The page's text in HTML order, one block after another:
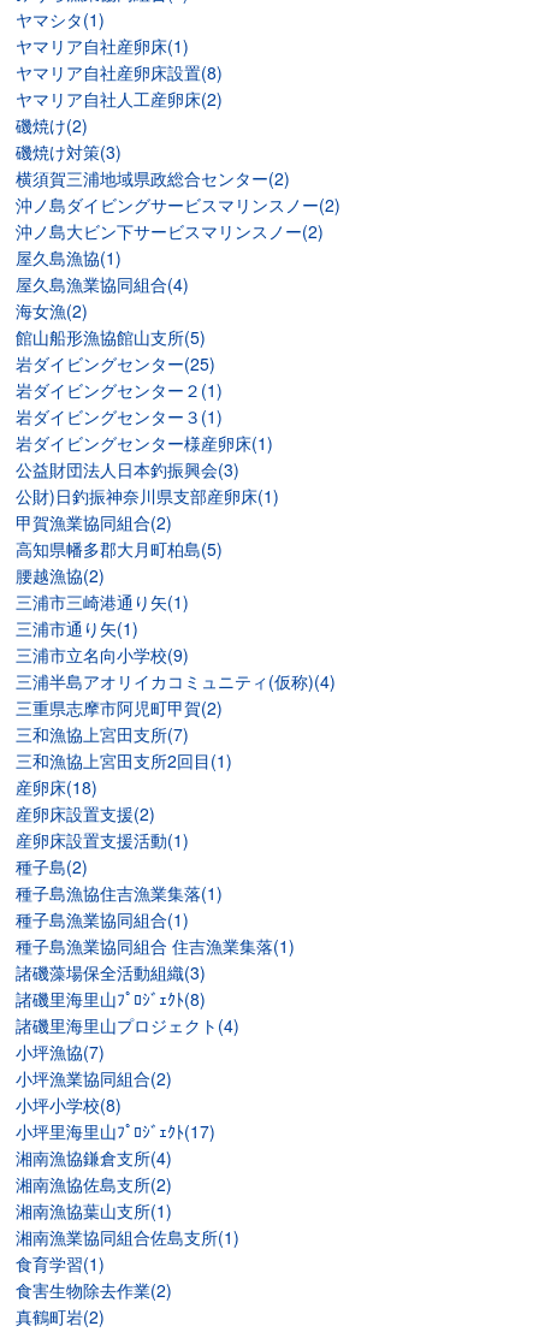
ヤマシタ(1)
ヤマリア自社産卵床(1)
ヤマリア自社産卵床設置(8)
ヤマリア自社人工産卵床(2)
磯焼け(2)
磯焼け対策(3)
横須賀三浦地域県政総合センター(2)
沖ノ島ダイビングサービスマリンスノー(2)
沖ノ島大ビン下サービスマリンスノー(2)
屋久島漁協(1)
屋久島漁業協同組合(4)
海女漁(2)
館山船形漁協館山支所(5)
岩ダイビングセンター(25)
岩ダイビングセンター２(1)
岩ダイビングセンター３(1)
岩ダイビングセンター様産卵床(1)
公益財団法人日本釣振興会(3)
公財)日釣振神奈川県支部産卵床(1)
甲賀漁業協同組合(2)
高知県幡多郡大月町柏島(5)
腰越漁協(2)
三浦市三崎港通り矢(1)
三浦市通り矢(1)
三浦市立名向小学校(9)
三浦半島アオリイカコミュニティ(仮称)(4)
三重県志摩市阿児町甲賀(2)
三和漁協上宮田支所(7)
三和漁協上宮田支所2回目(1)
産卵床(18)
産卵床設置支援(2)
産卵床設置支援活動(1)
種子島(2)
種子島漁協住吉漁業集落(1)
種子島漁業協同組合(1)
種子島漁業協同組合 住吉漁業集落(1)
諸磯藻場保全活動組織(3)
諸磯里海里山ﾌﾟﾛｼﾞｪｸﾄ(8)
諸磯里海里山プロジェクト(4)
小坪漁協(7)
小坪漁業協同組合(2)
小坪小学校(8)
小坪里海里山ﾌﾟﾛｼﾞｪｸﾄ(17)
湘南漁協鎌倉支所(4)
湘南漁協佐島支所(2)
湘南漁協葉山支所(1)
湘南漁業協同組合佐島支所(1)
食育学習(1)
食害生物除去作業(2)
真鶴町岩(2)